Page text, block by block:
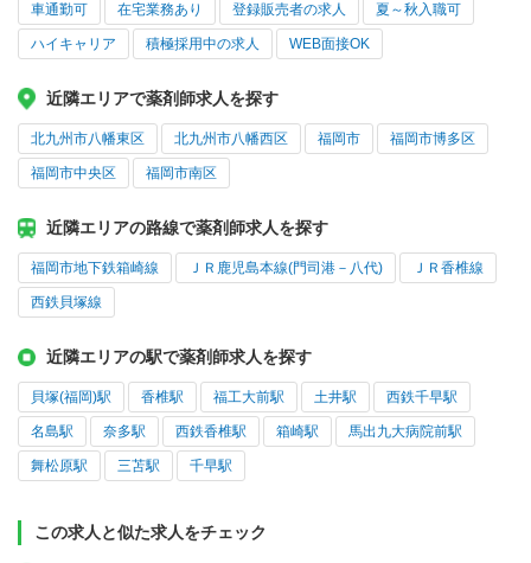
車通勤可 在宅業務あり 登録販売者の求人 夏～秋入職可
ハイキャリア 積極採用中の求人 WEB面接OK
近隣エリアで薬剤師求人を探す
北九州市八幡東区 北九州市八幡西区 福岡市 福岡市博多区
福岡市中央区 福岡市南区
近隣エリアの路線で薬剤師求人を探す
福岡市地下鉄箱崎線 ＪＲ鹿児島本線(門司港－八代) ＪＲ香椎線
西鉄貝塚線
近隣エリアの駅で薬剤師求人を探す
貝塚(福岡)駅 香椎駅 福工大前駅 土井駅 西鉄千早駅
名島駅 奈多駅 西鉄香椎駅 箱崎駅 馬出九大病院前駅
舞松原駅 三苫駅 千早駅
この求人と似た求人をチェック